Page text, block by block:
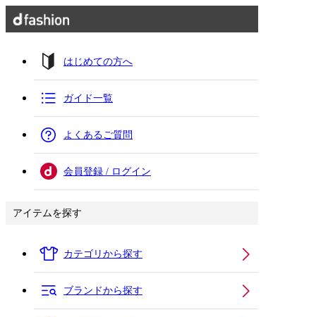
はじめての方へ
ガイド一覧
よくあるご質問
会員登録 / ログイン
アイテムを探す
カテゴリから探す
ブランドから探す